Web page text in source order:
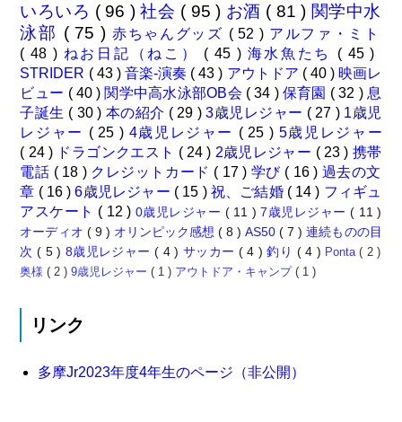
いろいろ ( 96 )社会 ( 95 ) お酒 ( 81 ) 関学中水
泳部 ( 75 ) 赤ちゃんグッズ ( 52 ) アルファ・ミト
( 48 ) ねお日記（ねこ） ( 45 ) 海水魚たち ( 45 )
STRIDER ( 43 ) 音楽-演奏 ( 43 ) アウトドア ( 40 ) 映画レ
ビュー ( 40 ) 関学中高水泳部OB会 ( 34 ) 保育園 ( 32 ) 息
子誕生 ( 30 ) 本の紹介 ( 29 )3歳児レジャー ( 27 ) 1歳児
レジャー ( 25 ) 4歳児レジャー ( 25 ) 5歳児レジャー
( 24 ) ドラゴンクエスト ( 24 ) 2歳児レジャー ( 23 ) 携帯
電話 ( 18 ) クレジットカード ( 17 ) 学び ( 16 ) 過去の文
章 ( 16 )6歳児レジャー ( 15 ) 祝、ご結婚 ( 14 ) フィギュ
アスケート ( 12 ) 0歳児レジャー ( 11 )7歳児レジャー( 11 )
オーディオ ( 9 ) オリンピック感想( 8 )AS50( 7 )連続ものの目
次( 5 ) 8歳児レジャー( 4 ) サッカー ( 4 )釣り ( 4 ) Ponta( 2 )
奥様( 2 )9歳児レジャー( 1 ) アウトドア・キャンプ( 1 )
リンク
多摩Jr2023年度4年生のページ（非公開）